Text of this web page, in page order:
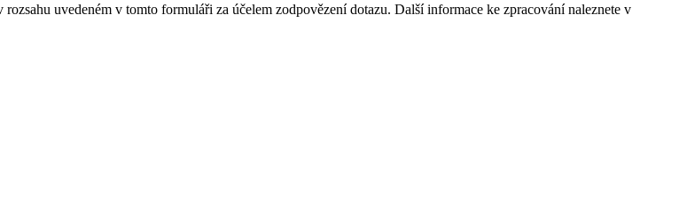
uvedeném v tomto formuláři za účelem zodpovězení dotazu. Další informace ke zpracování naleznete v